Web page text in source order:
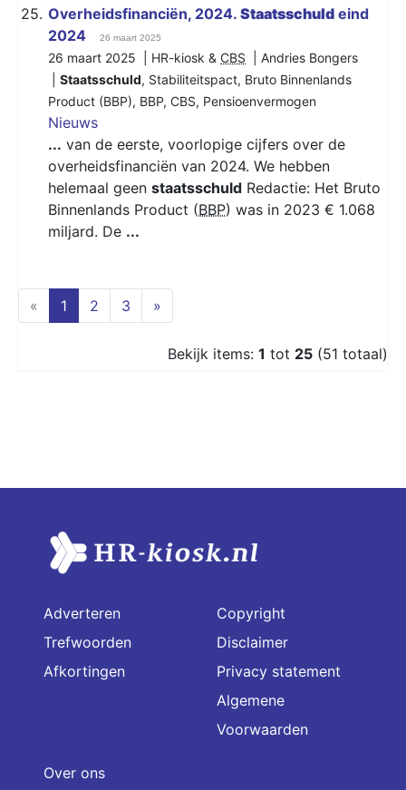
25. Overheidsfinanciën, 2024. Staatsschuld eind
2024
26 maart 2025
26 maart 2025 | HR-kiosk & CBS | Andries Bongers
Staatsschuld, Stabiliteitspact, Bruto Binnenlands
Product (BBP), BBP, CBS, Pensioenvermogen
Nieuws
... van de eerste, voorlopige cijfers over de
overheidsfinanciën van 2024. We hebben
helemaal geen staatsschuld Redactie: Het Bruto
Binnenlands Product (BBP) was in 2023 € 1.068
miljard. De ...
« 1 (current)
2 3 »
Bekijk items: 1 tot 25 (51 totaal)
Adverteren
Trefwoorden
Afkortingen
Copyright
Disclaimer
Privacy statement
Algemene
Voorwaarden
Over ons